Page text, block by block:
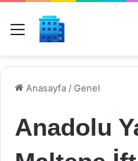
Menü
Anasayfa /Genel
Anadolu